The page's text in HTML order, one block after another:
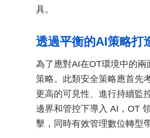
具。
透過平衡的AI策略打
為了應對AI在OT環境中的
策略。此類安全策略應首先
更高的可見性、進行持續監
邊界和管控下導入 AI，OT
擊，同時有效管理數位轉型